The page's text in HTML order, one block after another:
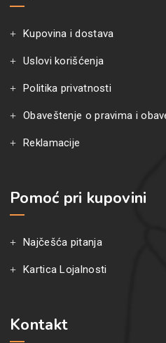
Kupovina i dostava
Uslovi korišćenja
Politika privatnosti
Obaveštenje o pravima i
Reklamacije
Pomoć pri kupovini
Najčešća pitanja
Kartica Lojalnosti
Kontakt